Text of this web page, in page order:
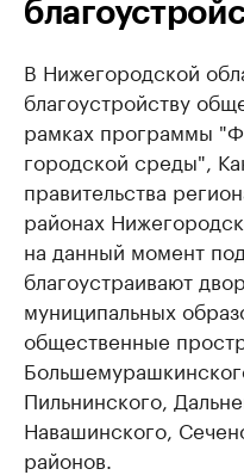
В Нижегородской
благоустройству
рамках программы
городской среды",
правительства
районах
на данный момент
благоустраивают
муниципальных
общественные
Пильнинского,
Навашинского,
районов.